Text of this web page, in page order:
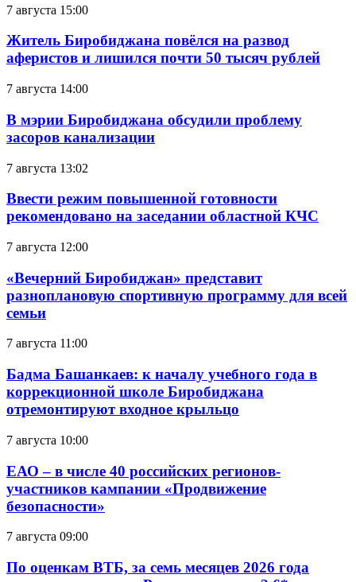
7 августа 15:00
Житель Биробиджана повёлся на развод
аферистов и лишился почти 50 тысяч рублей
7 августа 14:00
В мэрии Биробиджана обсудили проблему
засоров канализации
7 августа 13:02
Ввести режим повышенной готовности
рекомендовано на заседании областной КЧС
7 августа 12:00
«Вечерний Биробиджан» представит
разноплановую спортивную программу для всей
семьи
7 августа 11:00
Бадма Башанкаев: к началу учебного года в
коррекционной школе Биробиджана
отремонтируют входное крыльцо
7 августа 10:00
ЕАО – в числе 40 российских регионов-
участников кампании «Продвижение
безопасности»
7 августа 09:00
По оценкам ВТБ, за семь месяцев 2026 года